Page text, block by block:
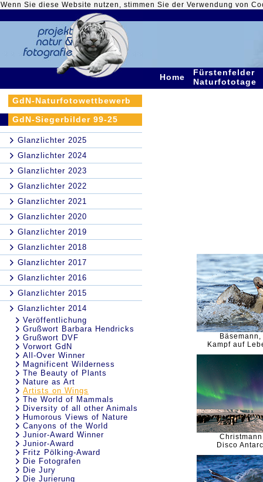
Wenn Sie diese Website nutzen, stimmen Sie der Verwendung von
Home
Fürstenfelder
Naturfototage
GdN-Naturfotowettbewerb
GdN-Siegerbilder 99-25
Glanzlichter 2025
Glanzlichter 2024
Glanzlichter 2023
Glanzlichter 2022
Glanzlichter 2021
Glanzlichter 2020
Glanzlichter 2019
Glanzlichter 2018
Glanzlichter 2017
Glanzlichter 2016
Glanzlichter 2015
Glanzlichter 2014
Veröffentlichung
Grußwort Barbara Hendricks
Grußwort DVF
Vorwort GdN
All-Over Winner
Magnificent Wilderness
The Beauty of Plants
Nature as Art
Artists on Wings
The World of Mammals
Diversity of all other Animals
Humorous Views of Nature
Canyons of the World
Junior-Award Winner
Junior-Award
Fritz Pölking-Award
Die Fotografen
Die Jury
Die Jurierung
Kampf auf
Disco